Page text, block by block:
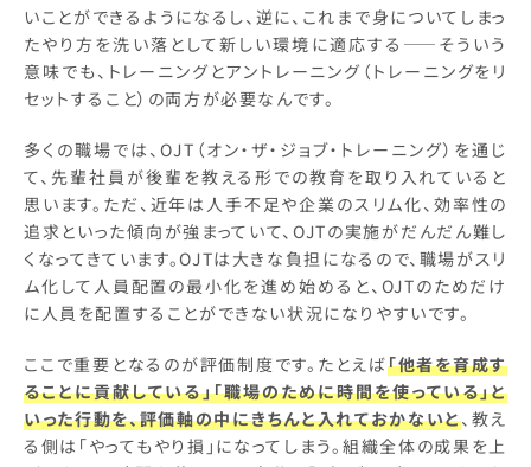
いことができるようになるし、逆に、これまで身についてしまっ
たやり方を洗い落として新しい環境に適応する――そういう
意味でも、トレーニングとアントレーニング（トレーニングをリ
セットすること）の両方が必要なんです。
多くの職場では、OJT（オン・ザ・ジョブ・トレーニング）を通じ
て、先輩社員が後輩を教える形での教育を取り入れていると
思います。ただ、近年は人手不足や企業のスリム化、効率性の
追求といった傾向が強まっていて、OJTの実施がだんだん難し
くなってきています。OJTは大きな負担になるので、職場がスリ
ム化して人員配置の最小化を進め始めると、OJTのためだけ
に人員を配置することができない状況になりやすいです。
ここで重要となるのが評価制度です。たとえば「他者を育成す
ることに貢献している」「職場のために時間を使っている」と
いった行動を、評価軸の中にきちんと入れておかないと、教え
る側は「やってもやり損」になってしまう。組織全体の成果を上